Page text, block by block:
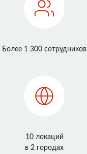
Более 1 300 сотрудников
10 локаций
в 2 городах